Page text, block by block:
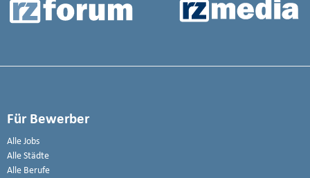
Für Bewerber
Alle Jobs
Alle Städte
Alle Berufe